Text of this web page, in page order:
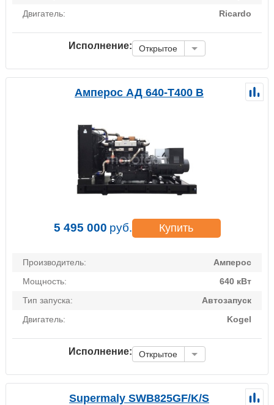
Двигатель:
Ricardo
Исполнение: Открытое
Амперос АД 640-Т400 B
5 495 000 руб. Купить
Производитель:
Амперос
Мощность:
640 кВт
Тип запуска:
Автозапуск
Двигатель:
Kogel
Исполнение: Открытое
Supermaly SWB825GF/K/S